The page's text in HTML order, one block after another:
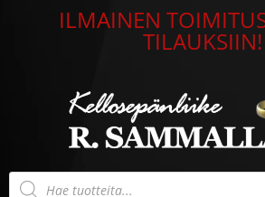
ILMAINEN
TILAUKSIIN!
Products
search